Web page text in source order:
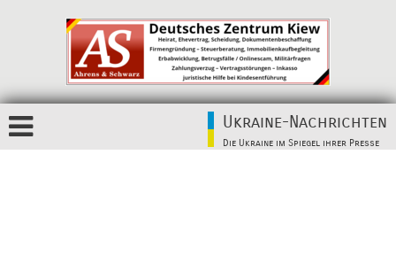
Ukraine-Nachrichten
Die Ukraine im Spiegel ihrer Presse